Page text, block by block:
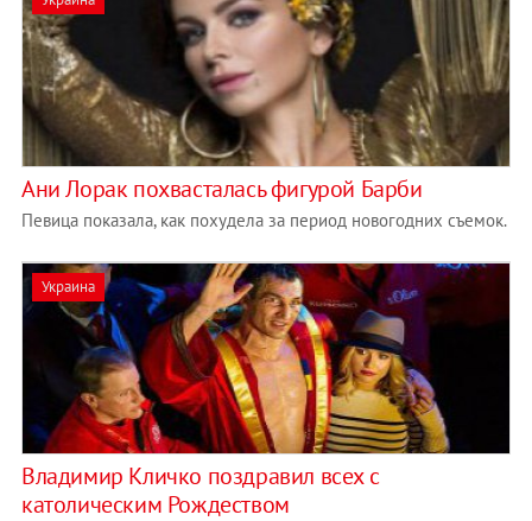
Ани Лорак похвасталась фигурой Барби
Певица показала, как похудела за период новогодних съемок.
Украина
Владимир Кличко поздравил всех с
католическим Рождеством